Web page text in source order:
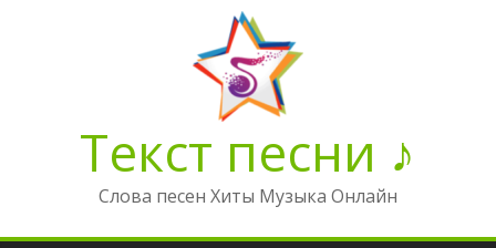
Текст песни ♪
Слова песен Хиты Музыка Онлайн